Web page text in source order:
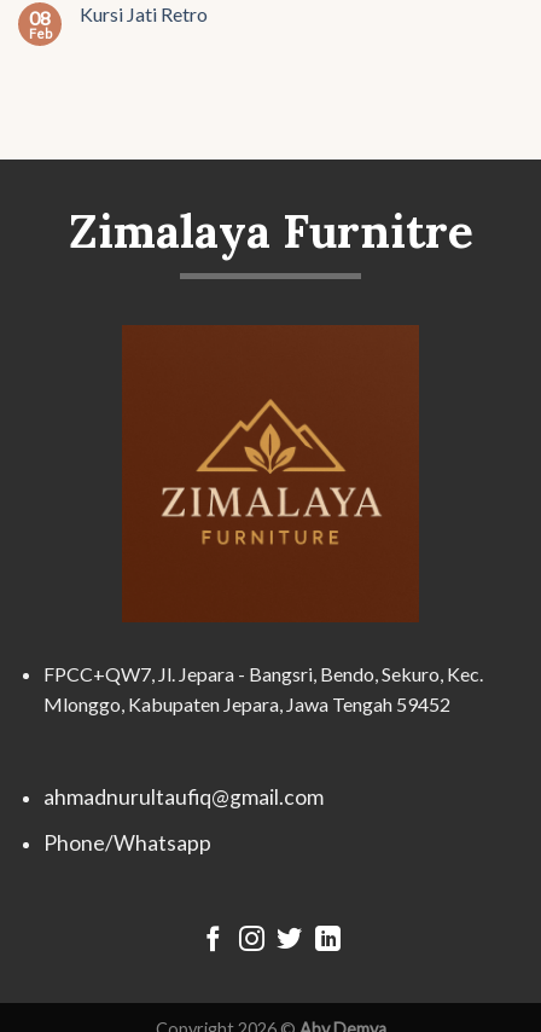
08
Feb
Kursi Jati Retro
Zimalaya Furnitre
FPCC+QW7, Jl. Jepara - Bangsri, Bendo, Sekuro, Kec.
Mlonggo, Kabupaten Jepara, Jawa Tengah 59452
ahmadnurultaufiq@gmail.com
Phone/Whatsapp